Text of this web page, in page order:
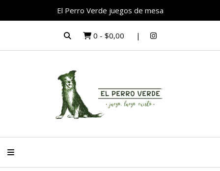
El Perro Verde juegos de mesa
0 - $0,00